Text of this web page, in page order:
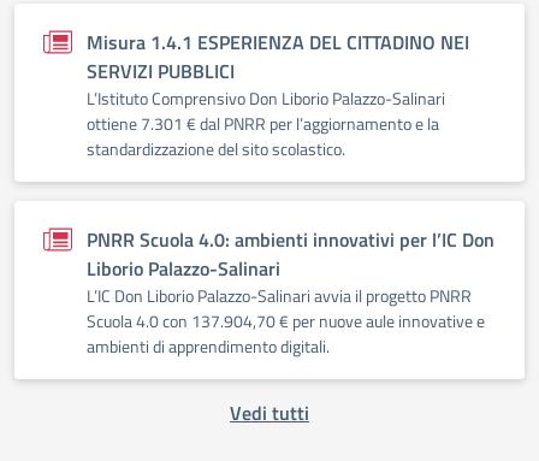
Misura 1.4.1 ESPERIENZA DEL CITTADINO NEI
SERVIZI PUBBLICI
L’Istituto Comprensivo Don Liborio Palazzo-Salinari
ottiene 7.301 € dal PNRR per l’aggiornamento e la
standardizzazione del sito scolastico.
PNRR Scuola 4.0: ambienti innovativi per l’IC Don
Liborio Palazzo-Salinari
L’IC Don Liborio Palazzo-Salinari avvia il progetto PNRR
Scuola 4.0 con 137.904,70 € per nuove aule innovative e
ambienti di apprendimento digitali.
Vedi tutti